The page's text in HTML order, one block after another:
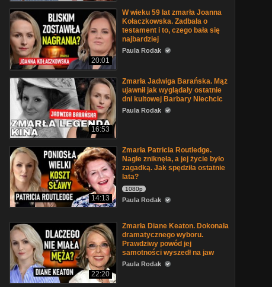
20:01
W wieku 59 lat zmarła Joanna
Kołaczkowska. Zadbała o
testament i to, czego bała się
najbardziej
Paula Rodak
16:53
Zmarła Jadwiga Barańska. Mąż
ujawnił jak wyglądały ostatnie
dni kultowej Barbary Niechcic
Paula Rodak
14:13
Zmarła Patricia Routledge.
Nagle zniknęła, a jej życie było
zagadką. Jak spędziła ostatnie
lata?
1080p
Paula Rodak
22:20
Zmarła Diane Keaton. Dokonała
dramatycznego wyboru.
Prawdziwy powód jej
samotności wyszedł na jaw
Paula Rodak